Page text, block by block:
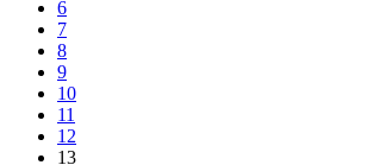
6
7
8
9
10
11
12
13